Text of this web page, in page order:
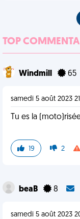
TOP
Windmill 65
samedi 5 août 2023
Tu es la
19 2
beaB 8
samedi 5 août 2023